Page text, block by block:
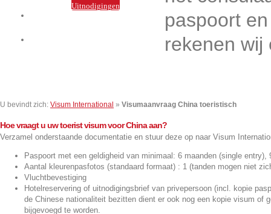
Uitnodigingen
U bevindt zich: Visum International » Visumaanvraag China toeristisch
Hoe vraagt u uw toerist visum voor China aan?
Verzamel onderstaande documentatie en stuur deze op naar Visum
Paspoort met een geldigheid van minimaal: 6 maanden (single entry),
Aantal kleurenpasfotos (standaard formaat) : 1 (tanden mogen niet
Vluchtbevestiging
Hotelreservering of uitnodigingsbrief van privepersoon (incl. kopie
de Chinese nationaliteit bezitten dient er ook nog een kopie visum of
bijgevoegd te worden.
paspoort
rekenen wij